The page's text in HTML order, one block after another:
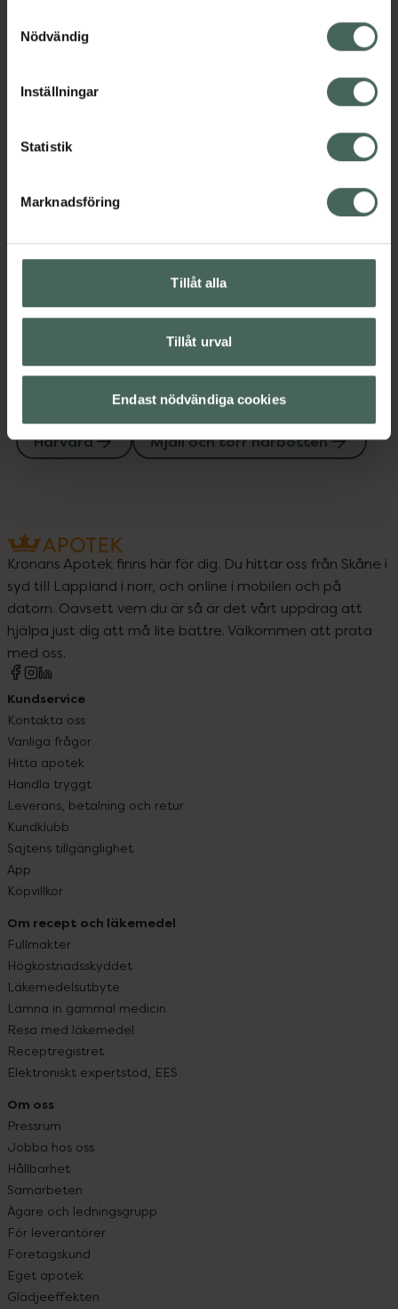
återkalla ditt samtycke via webbplatsens
cookieinställningar. Ett återkallat samtycke påverkar inte
lagligheten av behandling som skett innan återkallelsen.
Nödvändig
Inställningar
Statistik
Marknadsföring
Tillåt alla
Tillåt urval
Endast nödvändiga cookies
milt och verkar återfuktande. Ersätter ditt
vanliga schampo och duschcreme. Så milt att
Jämförpris
Hårvård
Innehåll Visa
Instruktioner Visa
Upptäck flera produkter inom
Hårvård Mjäll och torr hårbotten
Kronans Apotek finns här för dig. Du hittar oss från Skåne i
syd till Lappland i norr, och online i mobilen och på
datorn. Oavsett vem du är så är det vårt uppdrag att
hjälpa just dig att må lite bättre. Välkommen att prata
med oss.
Kundservice
Kontakta oss
Vanliga frågor
Hitta apotek
Handla tryggt
Leverans, betalning och retur
Kundklubb
Sajtens tillgänglighet
App
Köpvillkor
Om recept och läkemedel
Fullmakter
Högkostnadsskyddet
Läkemedelsutbyte
Lämna in gammal medicin
Resa med läkemedel
Receptregistret
Elektroniskt expertstöd, EES
Om oss
Pressrum
Jobba hos oss
Hållbarhet
Samarbeten
Ägare och ledningsgrupp
För leverantörer
Företagskund
Eget apotek
Glädjeeffekten